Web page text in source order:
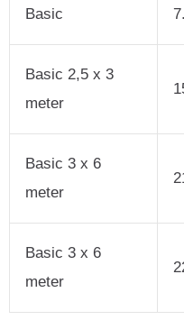
Basic
Basic 2,5 x 3
meter
Basic 3 x 6
meter
Basic 3 x 6
meter